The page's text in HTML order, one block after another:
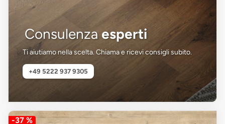
Consulenza esperti
Ti aiutiamo nella scelta. Chiama e ricevi consigli subito.
+49 5222 937 9305
-37 %